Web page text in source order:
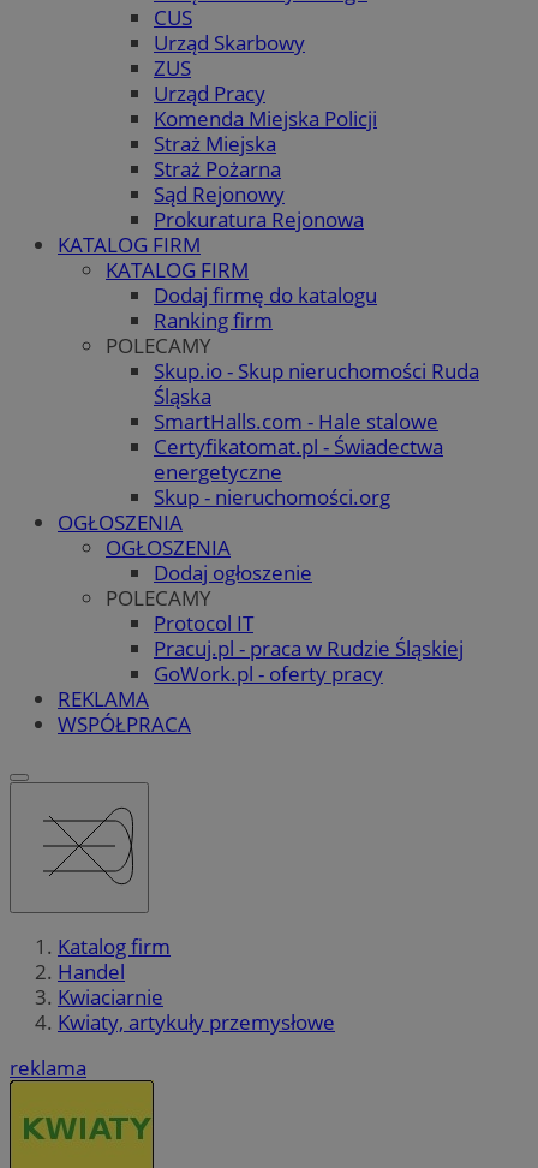
CUS
Urząd Skarbowy
ZUS
Urząd Pracy
Komenda Miejska Policji
Straż Miejska
Straż Pożarna
Sąd Rejonowy
Prokuratura Rejonowa
KATALOG FIRM
KATALOG FIRM
Dodaj firmę do katalogu
Ranking firm
POLECAMY
Skup.io - Skup nieruchomości Ruda
Śląska
SmartHalls.com - Hale stalowe
Certyfikatomat.pl - Świadectwa
energetyczne
Skup - nieruchomości.org
OGŁOSZENIA
OGŁOSZENIA
Dodaj ogłoszenie
POLECAMY
Protocol IT
Pracuj.pl - praca w Rudzie Śląskiej
GoWork.pl - oferty pracy
REKLAMA
WSPÓŁPRACA
Katalog firm
Handel
Kwiaciarnie
Kwiaty, artykuły przemysłowe
reklama